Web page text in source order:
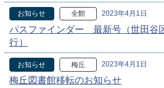
お知らせ 全館 2023年4月1日
パスファインダー 最新号（世田谷
行）
お知らせ 梅丘 2023年4月1日
梅丘図書館移転のお知らせ